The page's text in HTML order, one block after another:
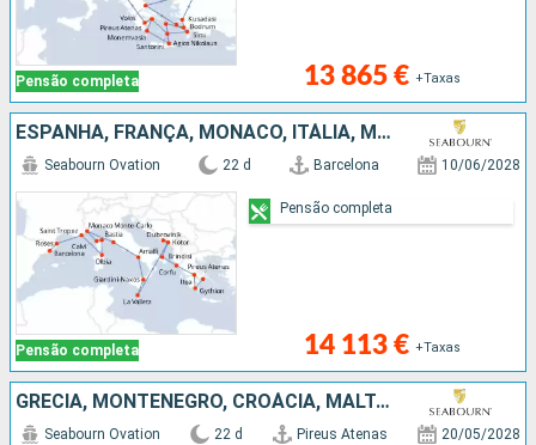
Pensão completa 13 865 € +Taxas
ESPANHA, FRANÇA, MÔNACO, ITÁLIA, MALTA, MONTENEGRO, CROÁCIA, GRÉCIA
Pensão completa
Seabourn Ovation 22 d Barcelona 10/06/2028
14 113 € +Taxas
Pensão completa
GRÉCIA, MONTENEGRO, CROÁCIA, MALTA, ITÁLIA, FRANÇA, ESPANHA
Seabourn Ovation 22 d Pireus Atenas 20/05/2028